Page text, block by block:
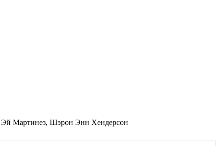
Эй Мартинез, Шэрон Энн Хендерсон